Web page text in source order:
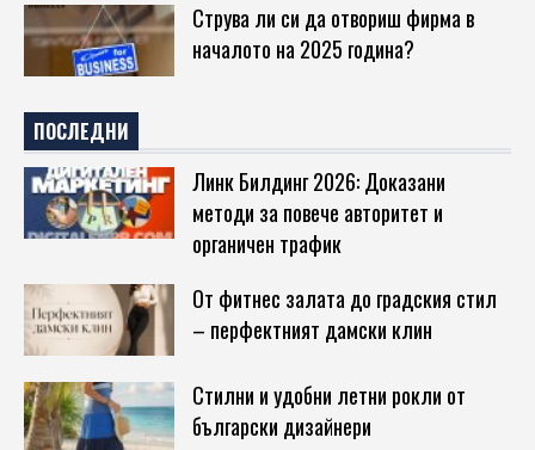
Струва ли си да отвориш фирма в
началото на 2025 година?
ПОСЛЕДНИ
Линк Билдинг 2026: Доказани
методи за повече авторитет и
органичен трафик
От фитнес залата до градския стил
– перфектният дамски клин
Стилни и удобни летни рокли от
български дизайнери